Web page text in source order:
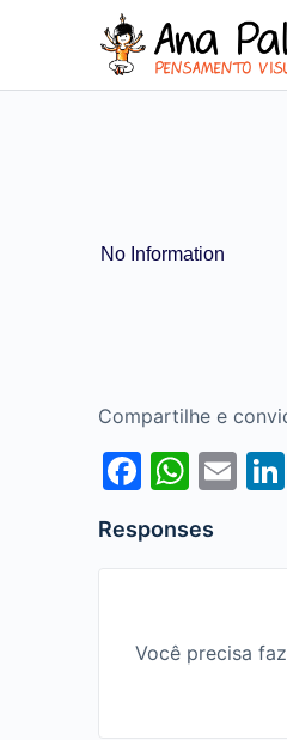
No Information
Compartilhe e
Responses
Você precisa